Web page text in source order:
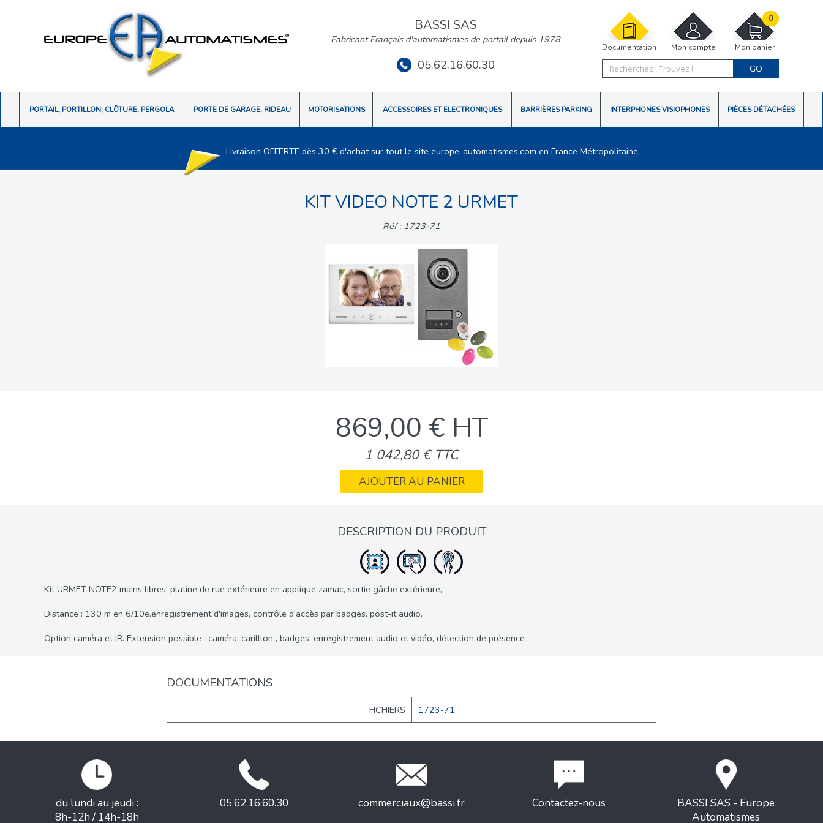
Documentation Mon compte Mon panier
0
GO
BASSI SAS
Fabricant Français d'automatismes de portail depuis 1978
05.62.16.60.30
PORTAIL, PORTILLON, CLÔTURE, PERGOLA PORTE DE GARAGE, RIDEAU MOTORISATIONS ACCESSOIRES ET ELECTRONIQUES BARRIÈRES PARKING INTERPHONES VISIOPHONES PIÈCES DÉTACHÉES
Livraison OFFERTE dès 30 € d'achat sur tout le site europe-automatismes.com en France Métropolitaine.
KIT VIDEO NOTE 2 URMET
Réf : 1723-71
869,00 € HT
1 042,80 € TTC
AJOUTER AU PANIER
DESCRIPTION DU PRODUIT
Kit URMET NOTE2 mains libres, platine de rue extérieure en applique zamac, sortie gâche extérieure,
Distance : 130 m en 6/10e,enregistrement d'images, contrôle d'accès par badges, post-it audio,
Option caméra et IR. Extension possible : caméra, carilllon , badges, enregistrement audio et vidéo, détection de présence .
DOCUMENTATIONS
FICHIERS 1723-71
du lundi au jeudi :
8h-12h / 14h-18h
05.62.16.60.30 commerciaux@bassi.fr Contactez-nous
BASSI SAS - Europe
Automatismes